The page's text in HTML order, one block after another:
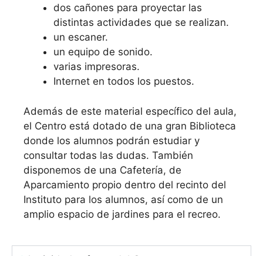
dos cañones para proyectar las
distintas actividades que se realizan.
un escaner.
un equipo de sonido.
varias impresoras.
Internet en todos los puestos.
Además de este material específico del aula,
el Centro está dotado de una gran Biblioteca
donde los alumnos podrán estudiar y
consultar todas las dudas. También
disponemos de una Cafetería, de
Aparcamiento propio dentro del recinto del
Instituto para los alumnos, así como de un
amplio espacio de jardines para el recreo.